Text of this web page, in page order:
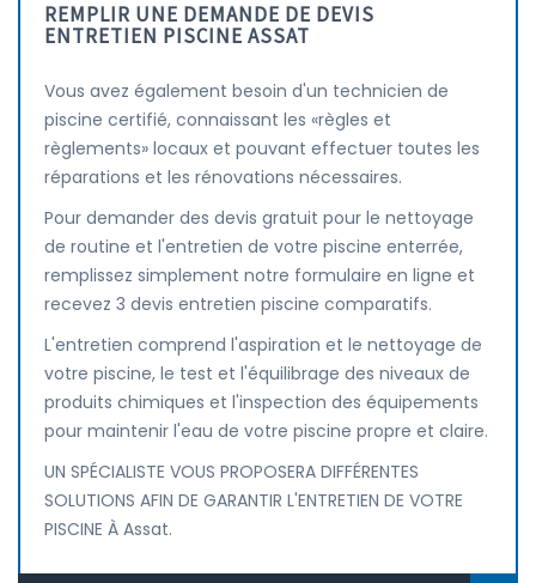
REMPLIR UNE DEMANDE DE DEVIS
ENTRETIEN PISCINE ASSAT
Vous avez également besoin d'un technicien de
piscine certifié, connaissant les «règles et
règlements» locaux et pouvant effectuer toutes les
réparations et les rénovations nécessaires.
Pour demander des devis gratuit pour le nettoyage
de routine et l'entretien de votre piscine enterrée,
remplissez simplement notre formulaire en ligne et
recevez 3 devis entretien piscine comparatifs.
L'entretien comprend l'aspiration et le nettoyage de
votre piscine, le test et l'équilibrage des niveaux de
produits chimiques et l'inspection des équipements
pour maintenir l'eau de votre piscine propre et claire.
UN SPÉCIALISTE VOUS PROPOSERA DIFFÉRENTES
SOLUTIONS AFIN DE GARANTIR L'ENTRETIEN DE VOTRE
PISCINE À Assat.